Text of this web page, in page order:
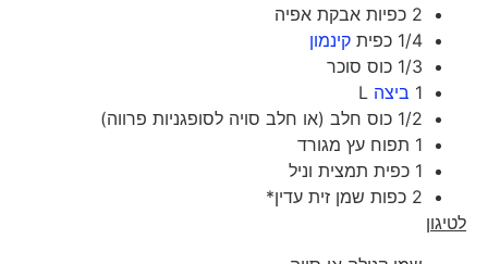
2 כפיות אבקת אפיה
1/4 כפית
קינמון
1/3 כוס סוכר
1
ביצהL
1/2 כוס חלב (או חלב סויה לסופגניות פרווה)
1 תפוח עץ מגורד
1 כפית תמצית וניל
2 כפות שמן זית עדין*
לטיגון